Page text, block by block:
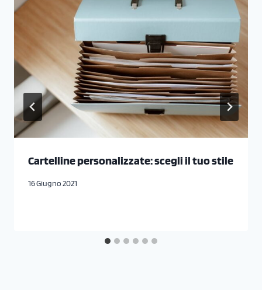
Cartelline personalizzate: scegli il tuo stile
16 Giugno 2021